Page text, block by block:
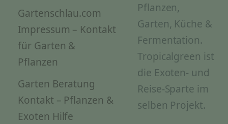
Gartenschlau.com
Impressum – Kontakt
für Garten &
Pflanzen
Garten Beratung
Kontakt – Pflanzen &
Exoten Hilfe
Pflanzen,
Garten, Küche &
Fermentation.
Tropicalgreen ist
die Exoten- und
Reise-Sparte im
selben Projekt.